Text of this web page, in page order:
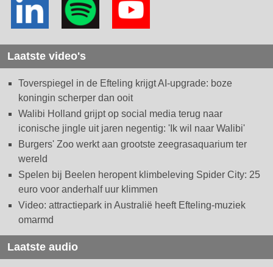
Laatste video's
Toverspiegel in de Efteling krijgt AI-upgrade: boze
koningin scherper dan ooit
Walibi Holland grijpt op social media terug naar
iconische jingle uit jaren negentig: 'Ik wil naar Walibi'
Burgers' Zoo werkt aan grootste zeegrasaquarium ter
wereld
Spelen bij Beelen heropent klimbeleving Spider City: 25
euro voor anderhalf uur klimmen
Video: attractiepark in Australië heeft Efteling-muziek
omarmd
Laatste audio